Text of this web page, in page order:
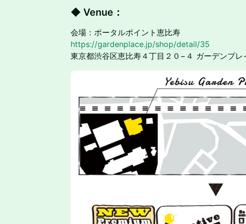
◆ Venue ：
会場：ポータルポイント恵比寿
https://gardenplace.jp/shop/detail/35
東京都渋谷区恵比寿４丁目２０−４ ガーデンプレ